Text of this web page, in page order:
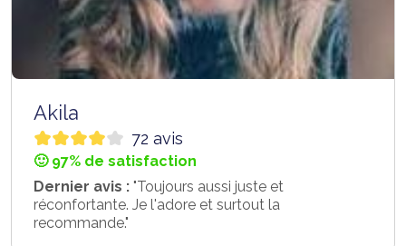
Akila
72 avis
🙂 97% de satisfaction
Dernier avis : "Toujours aussi juste et
réconfortante. Je l'adore et surtout la
recommande."